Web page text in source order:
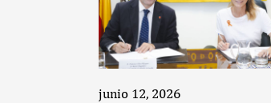
junio 12, 2026